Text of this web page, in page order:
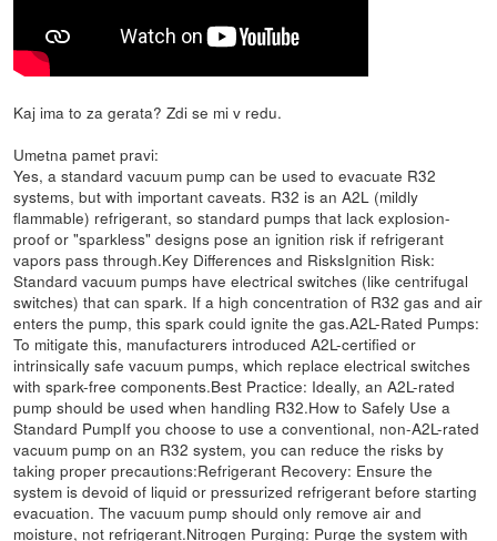
Kaj ima to za gerata? Zdi se mi v redu.
Umetna pamet pravi:
Yes, a standard vacuum pump can be used to evacuate R32
systems, but with important caveats. R32 is an A2L (mildly
flammable) refrigerant, so standard pumps that lack explosion-
proof or "sparkless" designs pose an ignition risk if refrigerant
vapors pass through.Key Differences and RisksIgnition Risk:
Standard vacuum pumps have electrical switches (like centrifugal
switches) that can spark. If a high concentration of R32 gas and air
enters the pump, this spark could ignite the gas.A2L-Rated Pumps:
To mitigate this, manufacturers introduced A2L-certified or
intrinsically safe vacuum pumps, which replace electrical switches
with spark-free components.Best Practice: Ideally, an A2L-rated
pump should be used when handling R32.How to Safely Use a
Standard PumpIf you choose to use a conventional, non-A2L-rated
vacuum pump on an R32 system, you can reduce the risks by
taking proper precautions:Refrigerant Recovery: Ensure the
system is devoid of liquid or pressurized refrigerant before starting
evacuation. The vacuum pump should only remove air and
moisture, not refrigerant.Nitrogen Purging: Purge the system with